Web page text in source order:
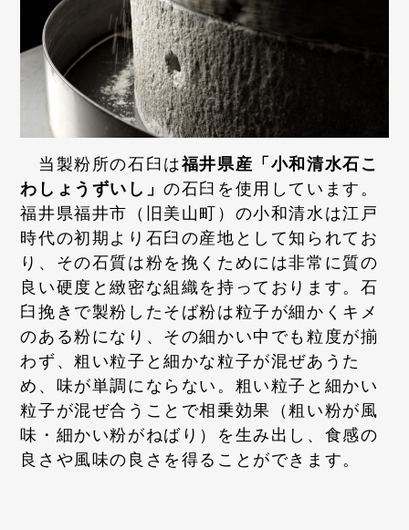
当製粉所の石臼は福井県産「小和清水石こ
わしょうずいし」の石臼を使用しています。
福井県福井市（旧美山町）の小和清水は江戸
時代の初期より石臼の産地として知られてお
り、その石質は粉を挽くためには非常に質の
良い硬度と緻密な組織を持っております。石
臼挽きで製粉したそば粉は粒子が細かくキメ
のある粉になり、その細かい中でも粒度が揃
わず、粗い粒子と細かな粒子が混ぜあうた
め、味が単調にならない。粗い粒子と細かい
粒子が混ぜ合うことで相乗効果（粗い粉が風
味・細かい粉がねばり）を生み出し、食感の
良さや風味の良さを得ることができます。